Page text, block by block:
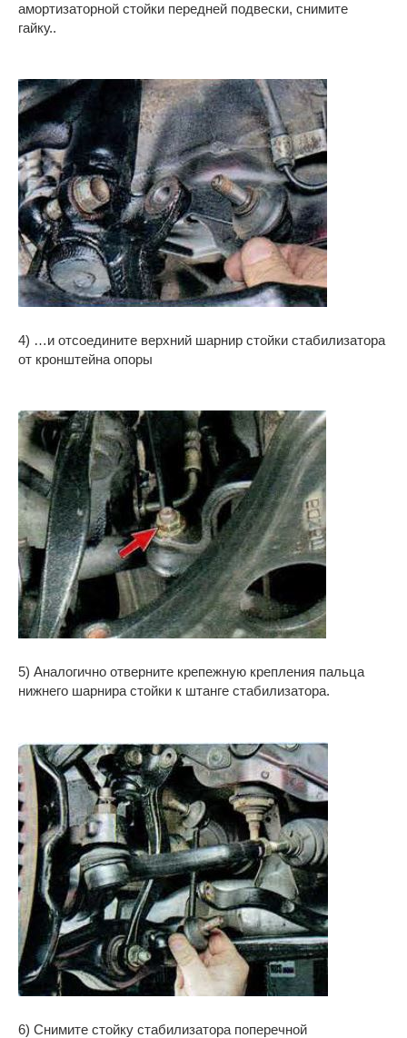
амортизаторной стойки передней подвески, снимите
гайку..
4) …и отсоедините верхний шарнир стойки стабилизатора
от кронштейна опоры
5) Аналогично отверните крепежную крепления пальца
нижнего шарнира стойки к штанге стабилизатора.
6) Снимите стойку стабилизатора поперечной